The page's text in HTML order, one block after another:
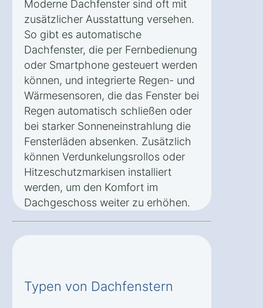
Moderne Dachfenster sind oft mit
zusätzlicher Ausstattung versehen.
So gibt es automatische
Dachfenster, die per Fernbedienung
oder Smartphone gesteuert werden
können, und integrierte Regen- und
Wärmesensoren, die das Fenster bei
Regen automatisch schließen oder
bei starker Sonneneinstrahlung die
Fensterläden absenken. Zusätzlich
können Verdunkelungsrollos oder
Hitzeschutzmarkisen installiert
werden, um den Komfort im
Dachgeschoss weiter zu erhöhen.
Typen von Dachfenstern